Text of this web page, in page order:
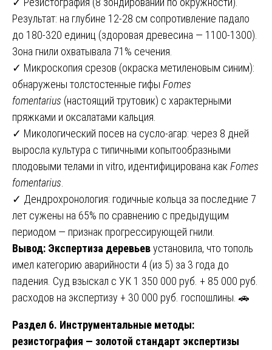
Результат: на глубине 12-28 см сопротивление падало
до 180-320 единиц (здоровая древесина — 1100-1300).
Зона гнили охватывала 71% сечения.
✓ Микроскопия срезов (окраска метиленовым синим):
обнаружены толстостенные гифы Fomes
fomentarius (настоящий трутовик) с характерными
пряжками и оксалатами кальция.
✓ Микологический посев на сусло-агар: через 8 дней
выросла культура с типичными копытообразными
плодовыми телами in vitro, идентифицирована как Fomes
fomentarius
✓ Дендрохронология: годичные кольца за последние 7
лет сужены на 65% по сравнению с предыдущим
периодом — признак прогрессирующей гнили.
Вывод: Экспертиза деревьевустановила, что тополь
имел категорию аварийности 4 (из 5) за 3 года до
падения. Суд взыскал с УК 1 350 000 руб. + 85 000 руб.
расходов на экспертизу + 30 000 руб. госпошлины. 🚗
Раздел 6. Инструментальные методы:
резистография — золотой стандарт экспертизы